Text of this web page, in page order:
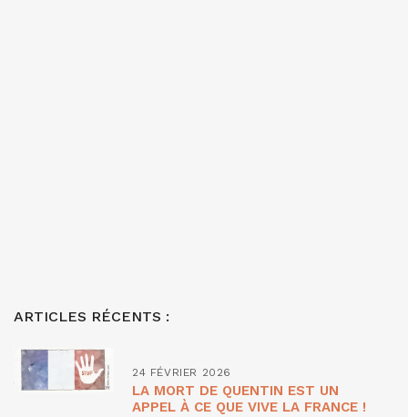
ARTICLES RÉCENTS :
24 FÉVRIER 2026
LA MORT DE QUENTIN EST UN
APPEL À CE QUE VIVE LA FRANCE !